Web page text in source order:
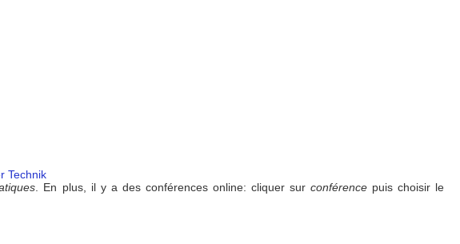
Technik
. En plus, il y a des conférences online: cliquer sur conférencepuis choisir le